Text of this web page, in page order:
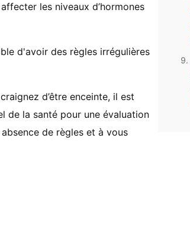
les niveaux d’hormones
d'avoir des règles irrégulières
d’être enceinte, il est
de la santé pour une évaluation
de règles et à vous